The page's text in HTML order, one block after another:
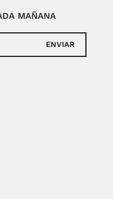
MAÑANA
ENVIAR